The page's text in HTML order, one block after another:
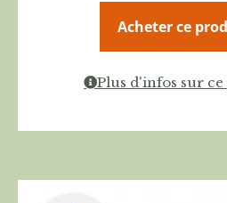
Acheter ce
Plus d'infos sur